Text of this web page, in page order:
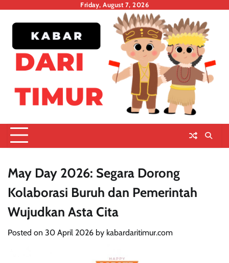
Friday, August 7, 2026
May Day 2026: Segara Dorong
Kolaborasi Buruh dan Pemerintah
Wujudkan Asta Cita
Posted on 30 April 2026 by kabardaritimur.com